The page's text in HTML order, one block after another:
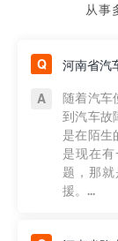
从事
河南省汽
随着汽车
到汽车故
是在陌生
是现在
题，那
援。...